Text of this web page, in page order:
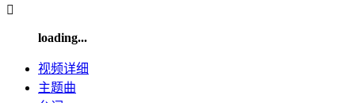

loading...
视频详细
主题曲